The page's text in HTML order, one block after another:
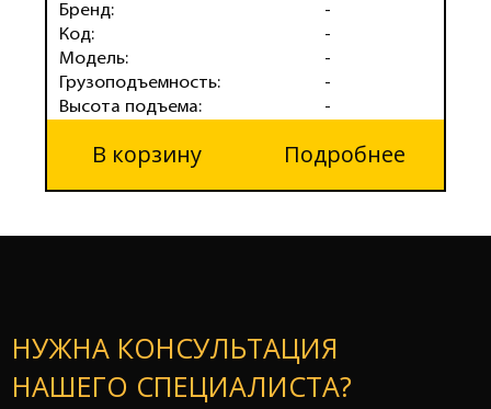
Бренд:
Код:
Модель:
Грузоподъемность:
Высота подъема:
-
-
-
-
-
В корзину Подробнее
НУЖНА КОНСУЛЬТАЦИЯ
НАШЕГО СПЕЦИАЛИСТА?